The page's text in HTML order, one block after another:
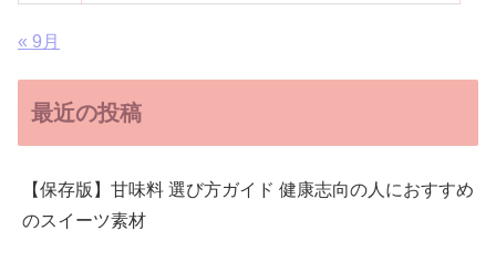
« 9月
最近の投稿
【保存版】甘味料 選び方ガイド 健康志向の人におすすめ
のスイーツ素材